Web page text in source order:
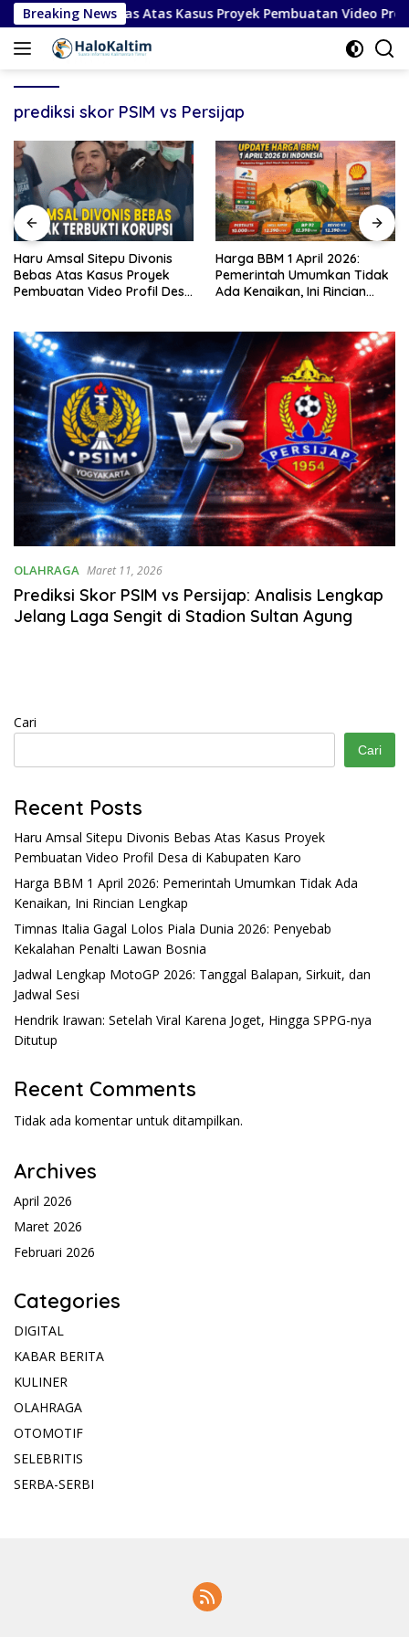
Langsung
ke
konten
Breaking News
Divonis Bebas Atas Kasus Proyek Pembuatan Video Profil
prediksi skor PSIM vs Persijap
Harga BBM 1 April 2026:
Pemerintah Umumkan Tidak
Ada Kenaikan, Ini Rincian
Timnas Italia Gagal Lolos
Piala Dunia 2026:
Kekalahan Penalti Lawan
OLAHRAGA Maret 11, 2026
Prediksi Skor PSIM vs Persijap: Analisis Lengkap
Jelang Laga Sengit di Stadion Sultan Agung
Cari
Cari
Recent Posts
Haru Amsal Sitepu Divonis Bebas Atas Kasus Proyek
Pembuatan Video Profil Desa di Kabupaten Karo
Harga BBM 1 April 2026: Pemerintah Umumkan Tidak Ada
Kenaikan, Ini Rincian Lengkap
Timnas Italia Gagal Lolos Piala Dunia 2026: Penyebab
Kekalahan Penalti Lawan Bosnia
Jadwal Lengkap MotoGP 2026: Tanggal Balapan, Sirkuit, dan
Jadwal Sesi
Hendrik Irawan: Setelah Viral Karena Joget, Hingga SPPG-nya
Ditutup
Recent Comments
Tidak ada komentar untuk ditampilkan.
Archives
April 2026
Maret 2026
Februari 2026
Categories
DIGITAL
KABAR BERITA
KULINER
OLAHRAGA
OTOMOTIF
SELEBRITIS
SERBA-SERBI